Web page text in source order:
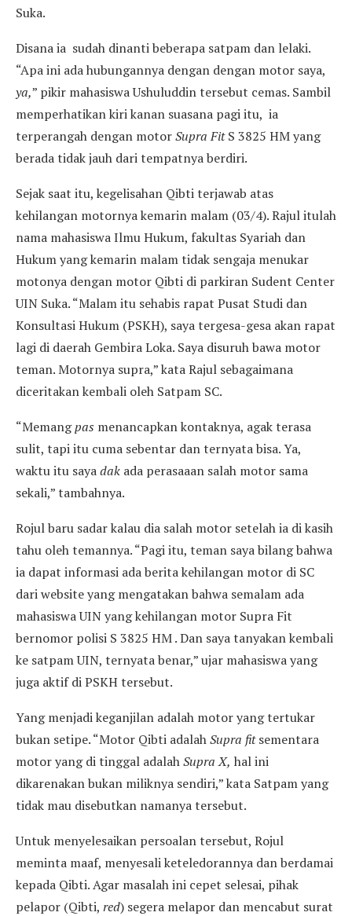
Suka.
Disana ia sudah dinanti beberapa satpam dan lelaki.
“Apa ini ada hubungannya dengan dengan motor saya,
ya,” pikir mahasiswa Ushuluddin tersebut cemas. Sambil
memperhatikan kiri kanan suasana pagi itu, ia
terperangah dengan motorSupra FitS 3825 HM yang
berada tidak jauh dari tempatnya berdiri.
Sejak saat itu, kegelisahan Qibti terjawab atas
kehilangan motornya kemarin malam (03/4). Rajul itulah
nama mahasiswa Ilmu Hukum, fakultas Syariah dan
Hukum yang kemarin malam tidak sengaja menukar
motonya dengan motor Qibti di parkiran Sudent Center
UIN Suka. “Malam itu sehabis rapat Pusat Studi dan
Konsultasi Hukum (PSKH), saya tergesa-gesa akan rapat
lagi di daerah Gembira Loka. Saya disuruh bawa motor
teman. Motornya supra,” kata Rajul sebagaimana
diceritakan kembali oleh Satpam SC.
“Memangpas menancapkan kontaknya, agak terasa
sulit, tapi itu cuma sebentar dan ternyata bisa. Ya,
waktu itu sayadak ada perasaaan salah motor sama
sekali,” tambahnya.
Rojul baru sadar kalau dia salah motor setelah ia di kasih
tahu oleh temannya. “Pagi itu, teman saya bilang bahwa
ia dapat informasi ada berita kehilangan motor di SC
dari website yang mengatakan bahwa semalam ada
mahasiswa UIN yang kehilangan motor Supra Fit
bernomor polisi S 3825 HM . Dan saya tanyakan kembali
ke satpam UIN, ternyata benar,” ujar mahasiswa yang
juga aktif di PSKH tersebut.
Yang menjadi keganjilan adalah motor yang tertukar
bukan setipe. “Motor Qibti adalahSupra fitsementara
motor yang di tinggal adalahSupra X, hal ini
dikarenakan bukan miliknya sendiri,” kata Satpam yang
tidak mau disebutkan namanya tersebut.
Untuk menyelesaikan persoalan tersebut, Rojul
meminta maaf, menyesali keteledorannya dan berdamai
kepada Qibti. Agar masalah ini cepet selesai, pihak
pelapor (Qibti, red) segera melapor dan mencabut surat